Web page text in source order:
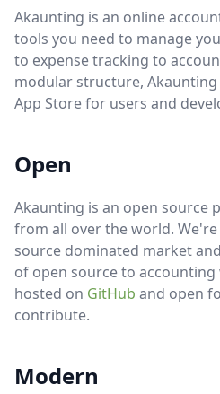
Akaunting is an online
tools you need to manage
to expense tracking to
modular structure,
App Store for users and
Open
Akaunting is an open source
from all over the world.
source dominated market
of open source to
hosted on GitHub and open
contribute.
Modern